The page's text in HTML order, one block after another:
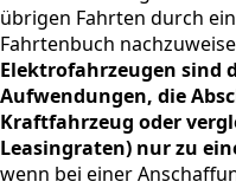
übrigen Fahrten durch
Fahrtenbuch
Elektrofahrzeugen sind
Aufwendungen, die
Kraftfahrzeug oder
Leasingraten) nur zu
wenn bei einer